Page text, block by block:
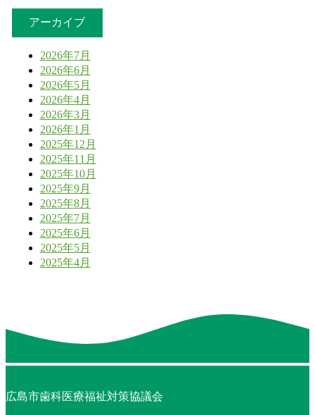
アーカイブ
2026年7月
2026年6月
2026年5月
2026年4月
2026年3月
2026年1月
2025年12月
2025年11月
2025年10月
2025年9月
2025年8月
2025年7月
2025年6月
2025年5月
2025年4月
広島市歯科医療福祉対策協議会